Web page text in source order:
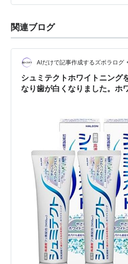
のツルツル感と、使い続けること
介します🦷🪥 ※本記事はPRを含み
グ歯磨き粉に「できる…
関連ブログ
AIだけで記事作成するズボラログ
シュミテクトホワイトニング
なり歯が白くなりました。ホ